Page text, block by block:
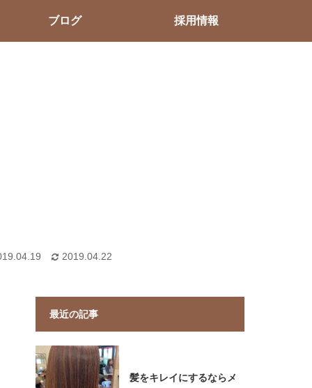
ブログ 採用情報
2019.04.22
最近の記事
髪をキレイにするならメ